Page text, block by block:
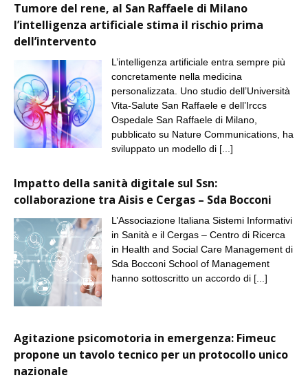
Tumore del rene, al San Raffaele di Milano
l’intelligenza artificiale stima il rischio prima
dell’intervento
L’intelligenza artificiale entra sempre più
concretamente nella medicina
personalizzata. Uno studio dell’Università
Vita-Salute San Raffaele e dell’Irccs
Ospedale San Raffaele di Milano,
pubblicato su Nature Communications, ha
sviluppato un modello di [...]
Impatto della sanità digitale sul Ssn:
collaborazione tra Aisis e Cergas – Sda Bocconi
L’Associazione Italiana Sistemi Informativi
in Sanità e il Cergas – Centro di Ricerca
in Health and Social Care Management di
Sda Bocconi School of Management
hanno sottoscritto un accordo di [...]
Agitazione psicomotoria in emergenza: Fimeuc
propone un tavolo tecnico per un protocollo unico
nazionale